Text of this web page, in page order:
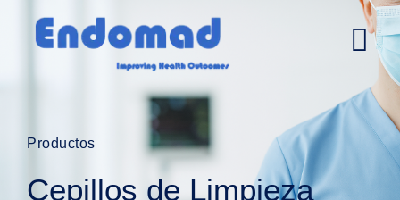
Productos
Cepillos de Limpieza